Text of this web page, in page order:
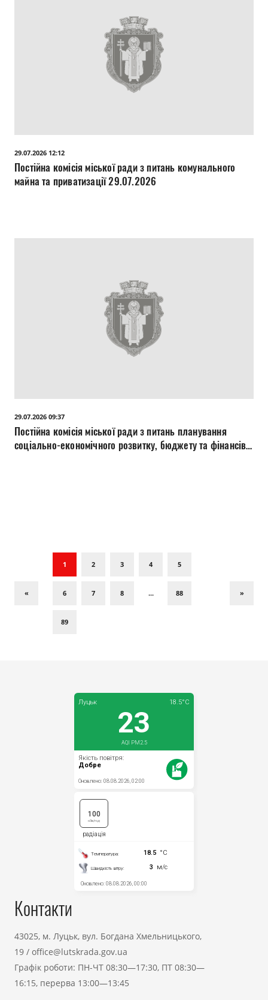
29.07.2026 12:12
Постійна комісія міської ради з питань комунального
майна та приватизації 29.07.2026
29.07.2026 09:37
Постійна комісія міської ради з питань планування
соціально-економічного розвитку, бюджету та фінансів,
«
1 2 3 4 5
6 7 8 ... 88
89
»
Контакти
43025, м. Луцьк, вул. Богдана Хмельницького,
19 / office@lutskrada.gov.ua
Графік роботи: ПН-ЧТ 08:30—17:30, ПТ 08:30—
16:15, перерва 13:00—13:45